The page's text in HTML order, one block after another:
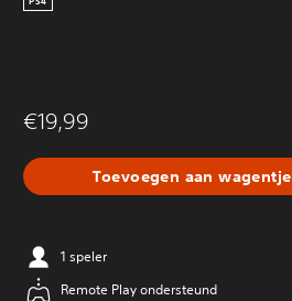
€19,99
Toevoegen aan wagentje
1 speler
Remote Play ondersteund